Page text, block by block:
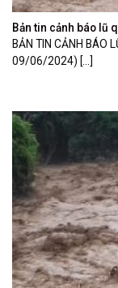
Bản tin cảnh báo lũ
BẢN TIN CẢNH BÁO
09/06/2024) [...]